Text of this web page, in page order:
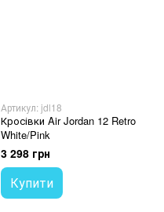
Артикул: jdl18
Кросівки Air Jordan 12 Retro
White/Pink
3 298 грн
Купити